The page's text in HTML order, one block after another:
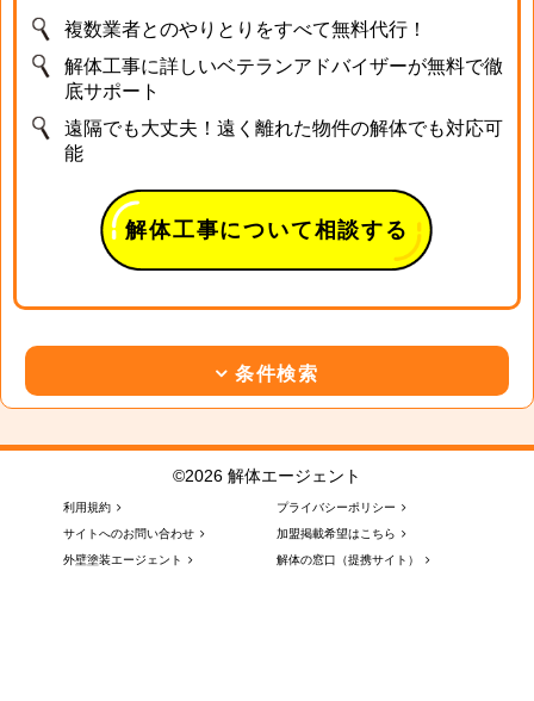
複数業者とのやりとりをすべて無料代行！
解体工事に詳しいベテランアドバイザーが無料で徹
底サポート
遠隔でも大丈夫！遠く離れた物件の解体でも対応可
能
解体工事について相談する
条件検索
©2026 解体エージェント
利用規約
プライバシーポリシー
サイトへのお問い合わせ
加盟掲載希望はこちら
外壁塗装エージェント
解体の窓口（提携サイト）